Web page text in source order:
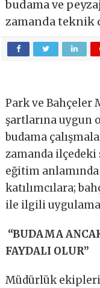
budama ve
zamanda teknik
Park ve
şartlarına uygun
budama
zamanda
eğitim
katılımcılara;
ile ilgili
“BUDAMA
FAYDALI OLUR”
Müdürlük ekipleri